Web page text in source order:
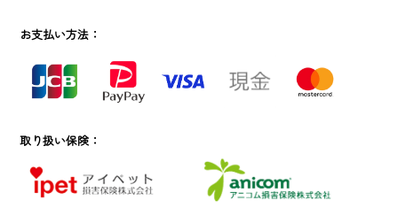
お支払い方法：
取り扱い保険：